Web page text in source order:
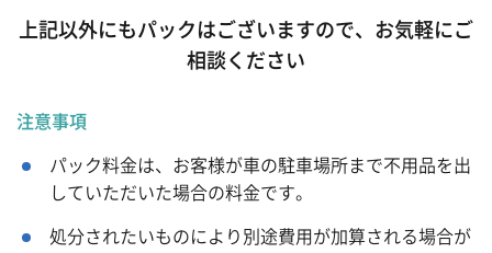
上記以外にもパックはございますので、お気軽にご
相談ください
注意事項
パック料金は、お客様が車の駐車場所まで不用品を出
していただいた場合の料金です。
処分されたいものにより別途費用が加算される場合が